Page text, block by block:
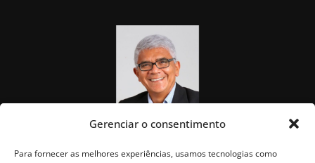
Gerenciar o consentimento
Para fornecer as melhores experiências, usamos tecnologias como